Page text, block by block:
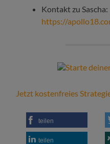
Kontakt zu Sascha:
https://
Jetzt kostenfreies
teilen
teilen